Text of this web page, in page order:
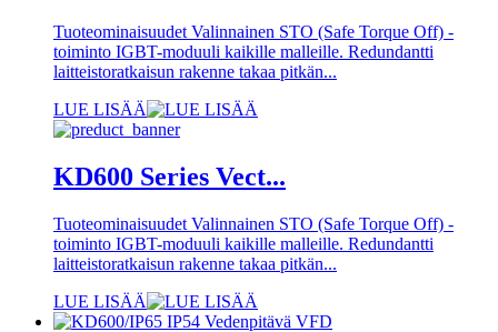
Tuoteominaisuudet Valinnainen STO (Safe Torque Off) -
toiminto IGBT-moduuli kaikille malleille. Redundantti
laitteistoratkaisun rakenne takaa pitkän...
LUE LISÄÄ
KD600 Series Vect...
Tuoteominaisuudet Valinnainen STO (Safe Torque Off) -
toiminto IGBT-moduuli kaikille malleille. Redundantti
laitteistoratkaisun rakenne takaa pitkän...
LUE LISÄÄ